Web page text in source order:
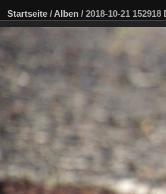
Startseite / Alben / 2018-10-21